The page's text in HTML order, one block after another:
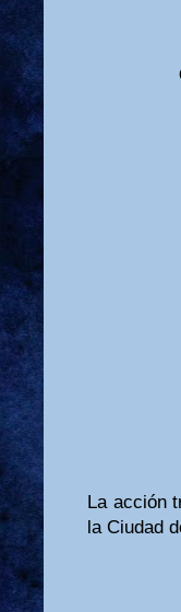
La acción
la Ciudad